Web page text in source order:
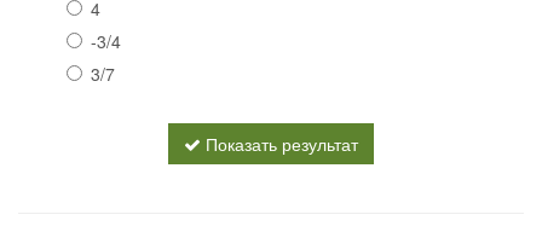
4
-3/4
3/7
Показать результат